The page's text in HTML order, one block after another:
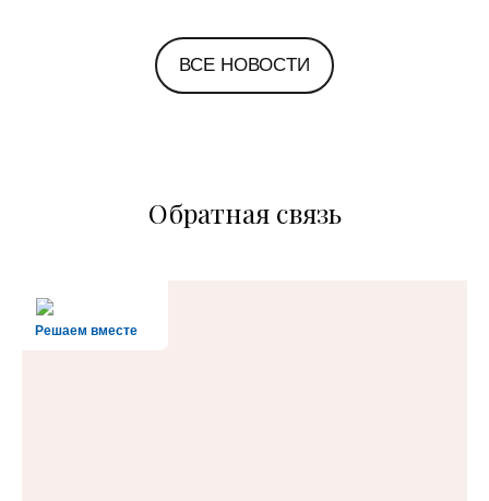
Петербурге и Ярославле
ВСЕ НОВОСТИ
Обратная связь
Решаем вместе